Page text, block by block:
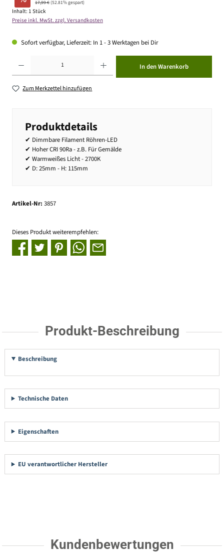
17,99 €(52.81% gespart)
Inhalt: 1 Stück
Preise inkl. MwSt. zzgl. Versandkosten
Sofort verfügbar, Lieferzeit: In 1 - 3 Werktagen bei Dir
In den Warenkorb
Zum Merkzettel hinzufügen
Produktdetails
✔ Dimmbare Filament Röhren-LED
✔ Hoher CRI 90Ra - z.B. Für Gemälde
✔ Warmweißes Licht - 2700K
✔ D: 25mm - H: 115mm
Artikel-Nr: 3857
Dieses Produkt weiterempfehlen:
Produkt-Beschreibung
Beschreibung
Technische Daten
Eigenschaften
EU verantwortlicher Hersteller
Kundenbewertungen